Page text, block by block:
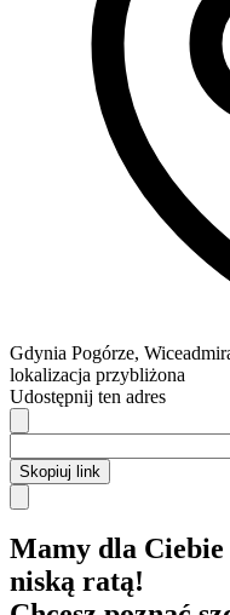
Gdynia Pogórze,
lokalizacja przybliżona
Udostępnij ten adres
Skopiuj link
Mamy dla
niską ratą!